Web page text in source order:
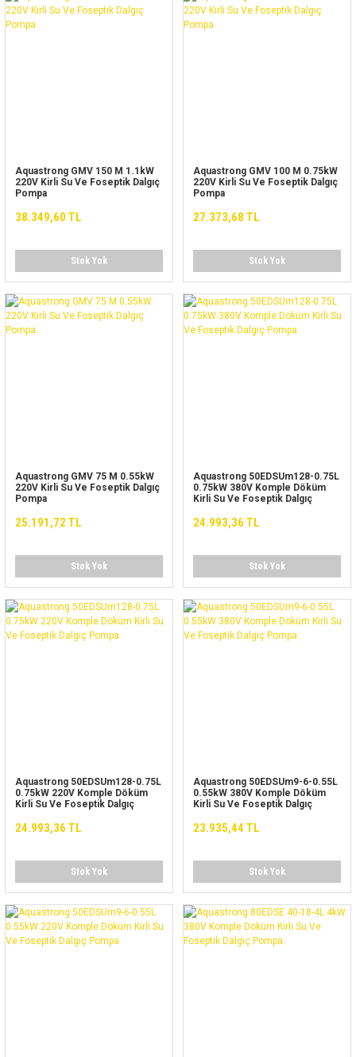
Aquastrong GMV 150 M 1.1kW
220V Kirli Su Ve Foseptik Dalgıç
Pompa
38.349,60 TL
Stok Yok
Aquastrong GMV 100 M 0.75kW
220V Kirli Su Ve Foseptik Dalgıç
Pompa
27.373,68 TL
Stok Yok
Aquastrong GMV 75 M 0.55kW
220V Kirli Su Ve Foseptik Dalgıç
Pompa
25.191,72 TL
Stok Yok
Aquastrong 50EDSUm128-0.75L
0.75kW 380V Komple Döküm
Kirli Su Ve Foseptik Dalgıç
24.993,36 TL
Stok Yok
Aquastrong 50EDSUm128-0.75L
0.75kW 220V Komple Döküm
Kirli Su Ve Foseptik Dalgıç
24.993,36 TL
Stok Yok
Aquastrong 50EDSUm9-6-0.55L
0.55kW 380V Komple Döküm
Kirli Su Ve Foseptik Dalgıç
23.935,44 TL
Stok Yok